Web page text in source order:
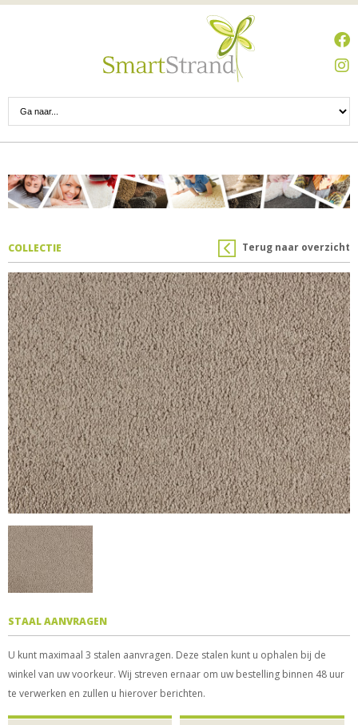
Terug naar overzicht
COLLECTIE
STAAL AANVRAGEN
U kunt maximaal 3 stalen aanvragen. Deze stalen kunt u ophalen bij de
winkel van uw voorkeur. Wij streven ernaar om uw bestelling binnen 48 uur
te verwerken en zullen u hierover berichten.